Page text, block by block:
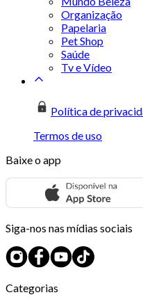
Organização
Papelaria
Pet Shop
Saúde
Tv e Vídeo
Política de
Termos de uso
Baixe o app
Siga-nos nas mídias sociais
Categorias